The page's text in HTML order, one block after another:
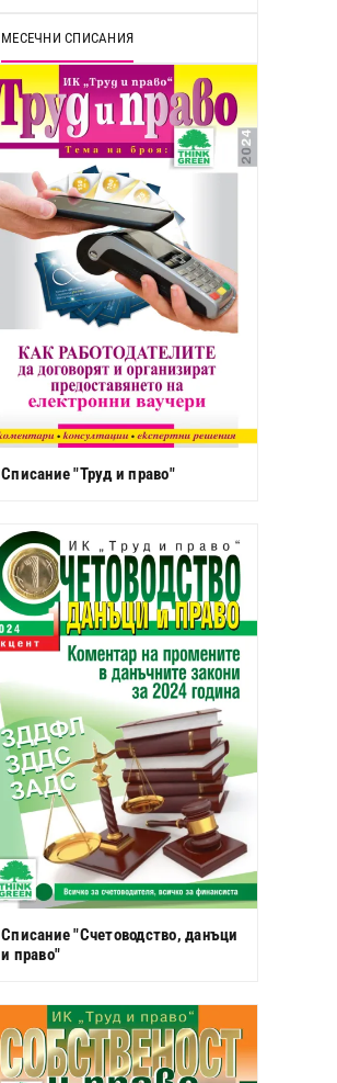
МЕСЕЧНИ СПИСАНИЯ
Списание "Труд и право"
Списание "Счетоводство, данъци
и право"